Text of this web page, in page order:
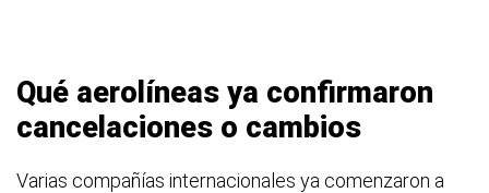
Qué aerolíneas ya confirmaron
cancelaciones o cambios
Varias compañías internacionales ya comenzaron a